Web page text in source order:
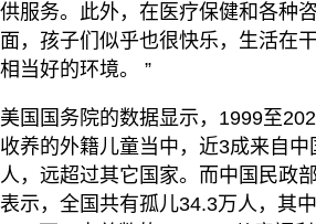
供服务。此外，在医疗保健和各种
面，孩子们似乎也很快乐，生活在
相当好的环境。 ”
美国国务院的数据显示，1999至
收养的外籍儿童当中，近3成来自中
人，远超过其它国家。而中国民政
表示，全国共有孤儿34.3万人，其